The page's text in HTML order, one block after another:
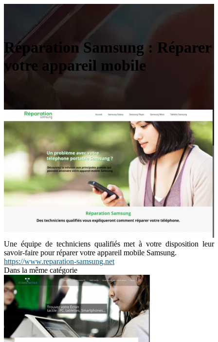
Réparation Samsung : Réparer
votre appareil mobile
Une équipe de techniciens qualifiés met à votre disposition leur
savoir-faire pour réparer votre appareil mobile Samsung.
https://www.reparation-samsung.net
Dans la même catégorie